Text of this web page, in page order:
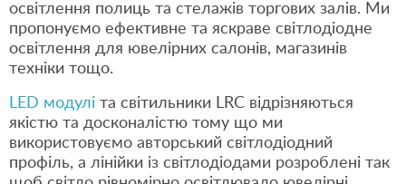
освітлення полиць та стелажів торгових залів. Ми
пропонуємо ефективне та яскраве світлодіодне
освітлення для ювелірних салонів, магазинів
техніки тощо.
LED модулі та світильники LRC відрізняються
якістю та досконалістю тому що ми
використовуємо авторський світлодіодний
профіль, а лінійки із світлодіодами розроблені так